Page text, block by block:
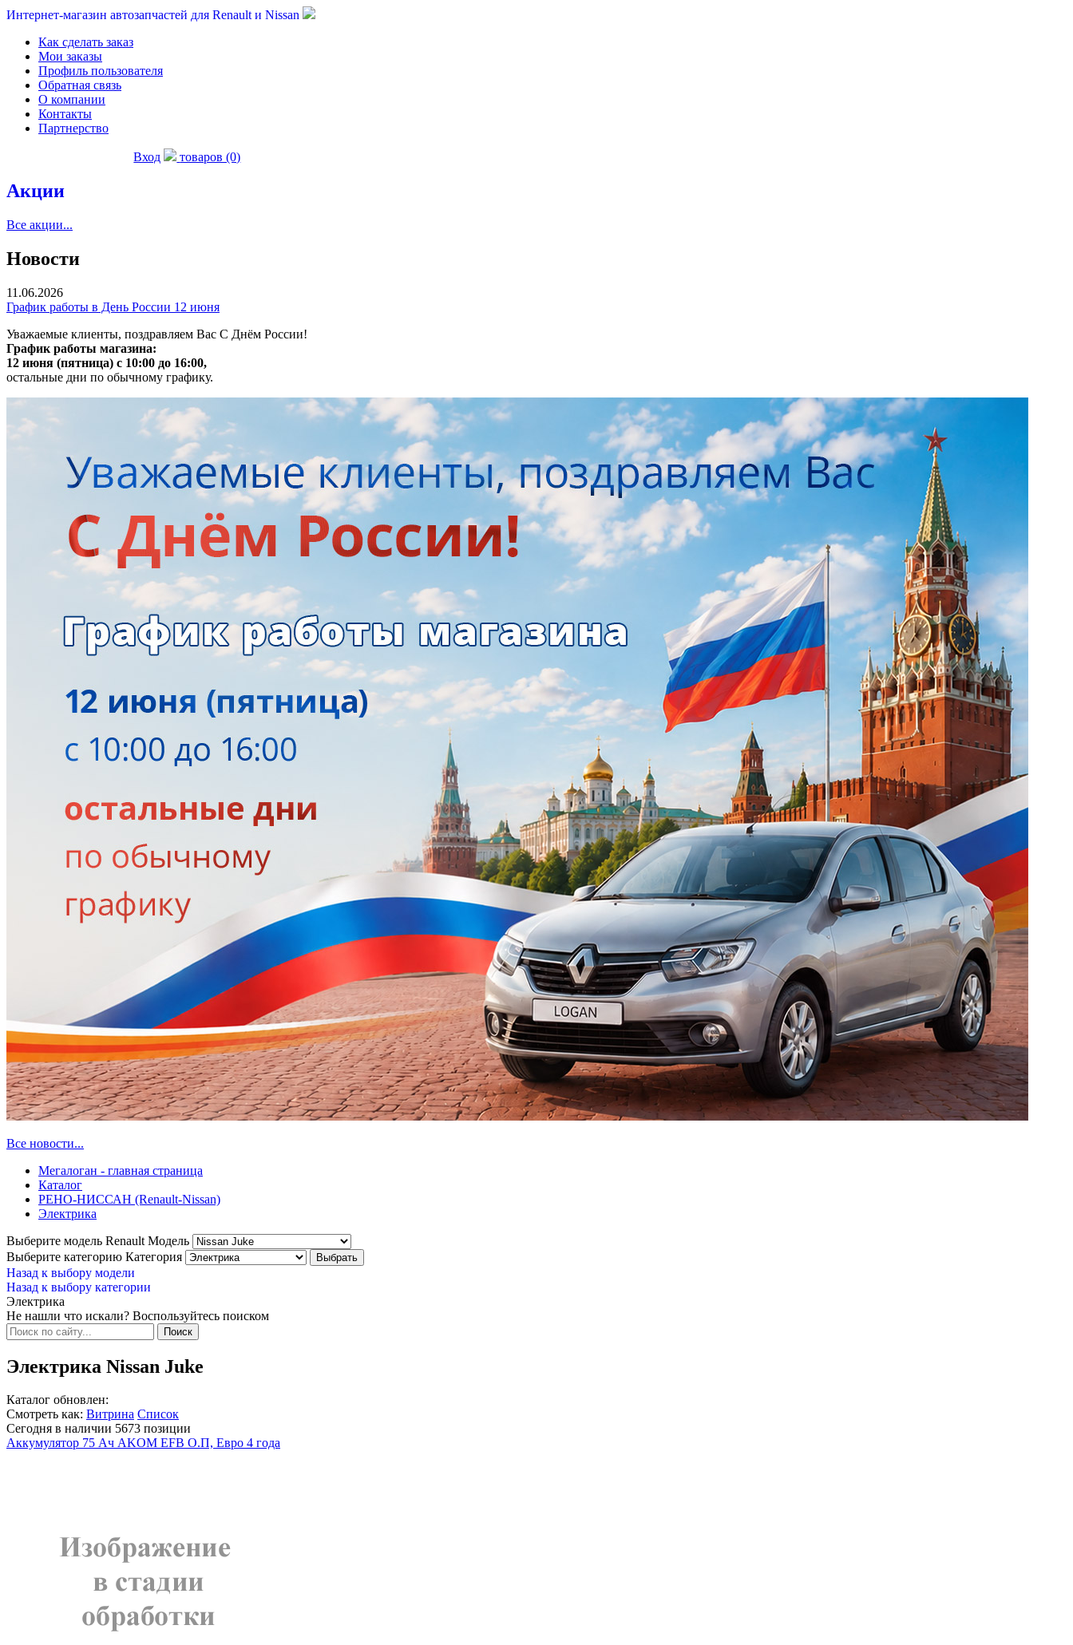
Интернет-магазин автозапчастей для Renault и Nissan
Как сделать заказ
Мои заказы
Профиль пользователя
Обратная связь
О компании
Контакты
Партнерство
Вход товаров (0)
Акции
Все акции...
Новости
11.06.2026
График работы в День России 12 июня
Уважаемые клиенты, поздравляем Вас С Днём России!
График работы магазина:
12 июня (пятница) с 10:00 до 16:00,
остальные дни по обычному графику.
Все новости...
Мегалоган - главная страница
Каталог
РЕНО-НИССАН (Renault-Nissan)
Электрика
Выберите модель Renault Модель
Выберите категорию Категория
Назад к выбору модели
Назад к выбору категории
Электрика
Не нашли что искали? Воспользуйтесь поиском
Электрика Nissan Juke
Каталог обновлен:
Смотреть как: Витрина Список
Сегодня в наличии 5673 позиции
Аккумулятор 75 Aч AKOM EFB О.П, Евро 4 года